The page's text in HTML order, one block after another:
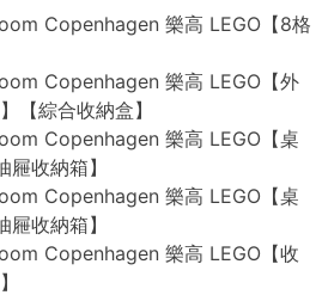
Copenhagen 樂高 LEGO【8格
Copenhagen 樂高 LEGO【外
【綜合收納盒】
Copenhagen 樂高 LEGO【桌
收納箱】
Copenhagen 樂高 LEGO【桌
收納箱】
Copenhagen 樂高 LEGO【收